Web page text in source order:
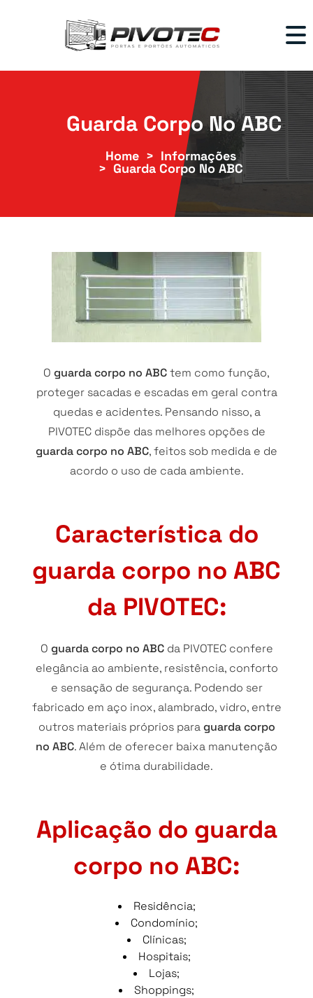
Guarda Corpo No ABC
Home Informações
Guarda Corpo No ABC
O guarda corpo no ABCtem como função,
proteger sacadas e escadas em geral contra
quedas e acidentes. Pensando nisso, a
PIVOTEC dispõe das melhores opções de
guarda corpo no ABC, feitos sob medida e de
acordo o uso de cada ambiente.
Característica do
guarda corpo no ABC
da PIVOTEC:
O guarda corpo no ABCda PIVOTEC confere
elegância ao ambiente, resistência, conforto
e sensação de segurança. Podendo ser
fabricado em aço inox, alambrado, vidro, entre
outros materiais próprios paraguarda corpo
no ABC. Além de oferecer baixa manutenção
e ótima durabilidade.
Aplicação do guarda
corpo no ABC:
Residência;
Condomínio;
Clínicas;
Hospitais;
Lojas;
Shoppings;